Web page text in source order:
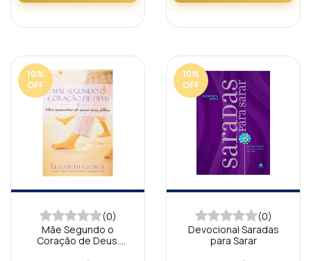
10%
OFF
(0)
Mãe Segundo o
Coração de Deus.
10%
OFF
(0)
Devocional Saradas
para Sarar